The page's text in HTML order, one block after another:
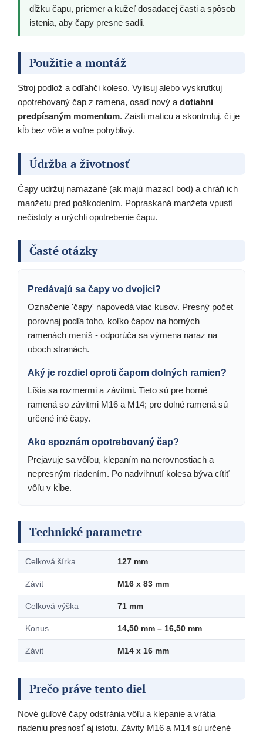
dĺžku čapu, priemer a kužeľ dosadacej časti a spôsob
istenia, aby čapy presne sadli.
Použitie a montáž
Stroj podlož a odľahči koleso. Vylisuj alebo vyskrutkuj
opotrebovaný čap z ramena, osaď nový adotiahni
predpísaným momentom. Zaisti maticu a skontroluj, či je
kĺb bez vôle a voľne pohyblivý.
Údržba a životnosť
Čapy udržuj namazané (ak majú mazací bod) a chráň ich
manžetu pred poškodením. Popraskaná manžeta vpustí
nečistoty a urýchli opotrebenie čapu.
Časté otázky
Predávajú sa čapy vo dvojici?
Označenie 'čapy' napovedá viac kusov. Presný počet
porovnaj podľa toho, koľko čapov na horných
ramenách meníš - odporúča sa výmena naraz na
oboch stranách.
Aký je rozdiel oproti čapom dolných ramien?
Líšia sa rozmermi a závitmi. Tieto sú pre horné
ramená so závitmi M16 a M14; pre dolné ramená sú
určené iné čapy.
Ako spoznám opotrebovaný čap?
Prejavuje sa vôľou, klepaním na nerovnostiach a
nepresným riadením. Po nadvihnutí kolesa býva cítiť
vôľu v kĺbe.
Technické parametre
Celková šírka 127 mm
Závit M16 x 83 mm
Celková výška 71 mm
Konus 14,50 mm – 16,50 mm
Závit M14 x 16 mm
Prečo práve tento diel
Nové guľové čapy odstránia vôľu a klepanie a vrátia
riadeniu presnosť aj istotu. Závity M16 a M14 sú určené